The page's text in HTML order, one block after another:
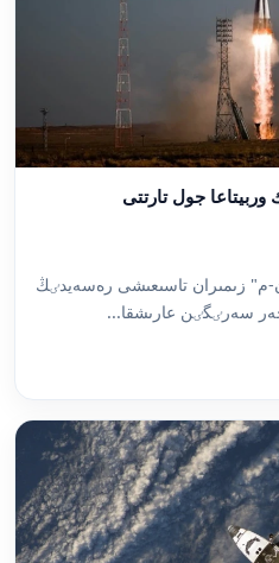
وربيتاعا جول تارتتى
م" زىمىران تاسىعىشى رەسەيدٸڭ
سەرٸگٸن عارىشقا...